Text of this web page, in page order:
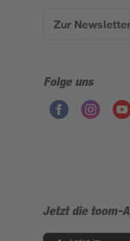
Zur
Folge uns
Jetzt die toom-